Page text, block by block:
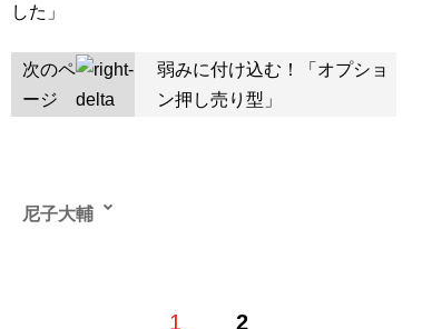
した」
次のペ
ージ
弱みに付け込む！「オプショ
ン押し売り型」
1 2
尼子大輔